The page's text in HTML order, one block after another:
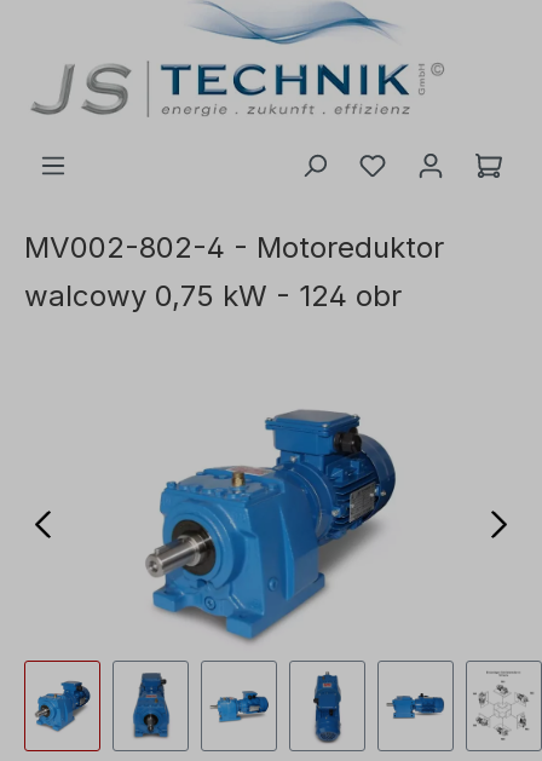
MV002-802-4 - Motoreduktor
walcowy 0,75 kW - 124 obr